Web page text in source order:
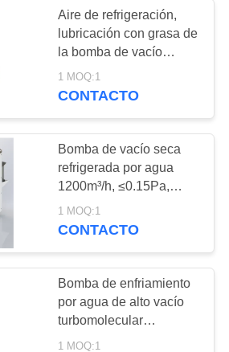
Aire de refrigeración,
lubricación con grasa de
la bomba de vacío
FFZ160/700PM-A
1 MOQ:1
CONTACTO
Bomba de vacío seca
refrigerada por agua
1200m³/h, ≤0.15Pa,
1.9kw, GRM1201
1 MOQ:1
CONTACTO
Bomba de enfriamiento
por agua de alto vacío
turbomolecular
DFFZ250/2000PM-W
1 MOQ:1